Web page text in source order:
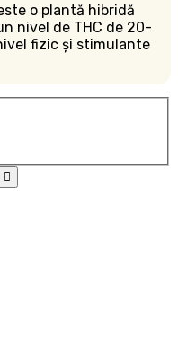
o plantă hibridă
nivel de THC de 20-
fizic și stimulante
